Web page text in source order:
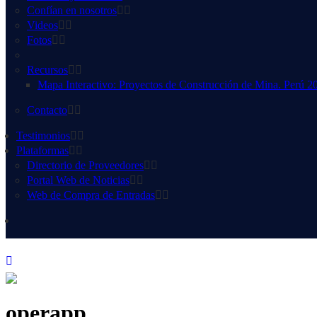
Confían en nosotros
Videos
Fotos
Recursos
Mapa Interactivo: Proyectos de Construcción de Mina. Perú
Contacto
Testimonios
Plataformas
Directorio de Proveedores
Portal Web de Noticias
Web de Compra de Entradas